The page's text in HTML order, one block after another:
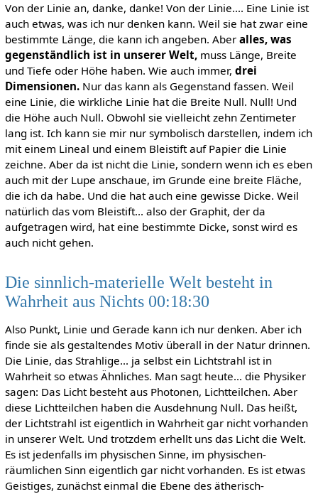
Von der Linie an, danke, danke! Von der Linie.... Eine Linie ist
auch etwas, was ich nur denken kann. Weil sie hat zwar eine
bestimmte Länge, die kann ich angeben. Aber alles, was
gegenständlich ist in unserer Welt,muss Länge, Breite
und Tiefe oder Höhe haben. Wie auch immer, drei
Dimensionen.Nur das kann als Gegenstand fassen. Weil
eine Linie, die wirkliche Linie hat die Breite Null. Null! Und
die Höhe auch Null. Obwohl sie vielleicht zehn Zentimeter
lang ist. Ich kann sie mir nur symbolisch darstellen, indem ich
mit einem Lineal und einem Bleistift auf Papier die Linie
zeichne. Aber da ist nicht die Linie, sondern wenn ich es eben
auch mit der Lupe anschaue, im Grunde eine breite Fläche,
die ich da habe. Und die hat auch eine gewisse Dicke. Weil
natürlich das vom Bleistift... also der Graphit, der da
aufgetragen wird, hat eine bestimmte Dicke, sonst wird es
auch nicht gehen.
Die sinnlich-materielle Welt besteht in
Wahrheit aus Nichts 00:18:30
Also Punkt, Linie und Gerade kann ich nur denken. Aber ich
finde sie als gestaltendes Motiv überall in der Natur drinnen.
Die Linie, das Strahlige... ja selbst ein Lichtstrahl ist in
Wahrheit so etwas Ähnliches. Man sagt heute... die Physiker
sagen: Das Licht besteht aus Photonen, Lichtteilchen. Aber
diese Lichtteilchen haben die Ausdehnung Null. Das heißt,
der Lichtstrahl ist eigentlich in Wahrheit gar nicht vorhanden
in unserer Welt. Und trotzdem erhellt uns das Licht die Welt.
Es ist jedenfalls im physischen Sinne, im physischen-
räumlichen Sinn eigentlich gar nicht vorhanden. Es ist etwas
Geistiges, zunächst einmal die Ebene des ätherisch-